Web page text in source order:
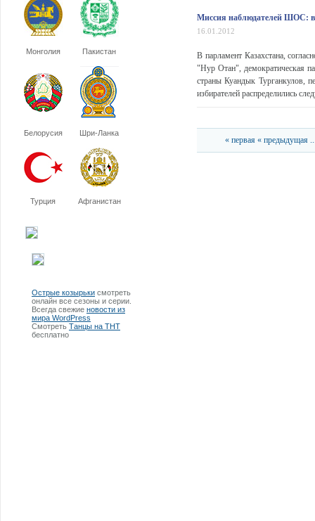
Монголия Пакистан
Белорусия Шри-Ланка
Турция Афганистан
Острые козырьки смотреть
онлайн все сезоны и серии.
Всегда свежие новости из
мира WordPress
Смотреть Танцы на ТНТ
бесплатно
Миссия наблюдателей ШОС:
16.01.2012
В парламент Казахстана,
"Нур Отан", демократическая
страны Куандык Турганкулов,
избирателей распределились
« первая « предыдущая